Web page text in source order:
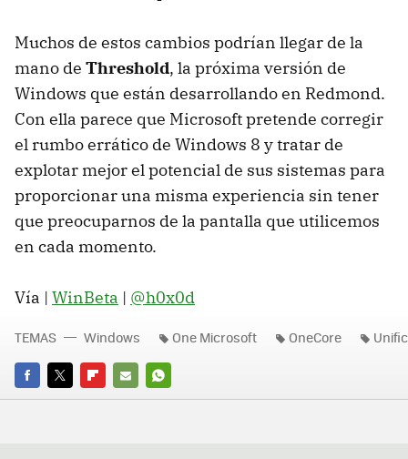
Muchos de estos cambios podrían llegar de la
mano de Threshold, la próxima versión de
Windows que están desarrollando en Redmond.
Con ella parece que Microsoft pretende corregir
el rumbo errático de Windows 8 y tratar de
explotar mejor el potencial de sus sistemas para
proporcionar una misma experiencia sin tener
que preocuparnos de la pantalla que utilicemos
en cada momento.
Vía | WinBeta | @h0x0d
FACEBOOK
TWITTERFLIPBOARD
E-
WHATSAPP
TEMAS Windows One Microsoft OneCore